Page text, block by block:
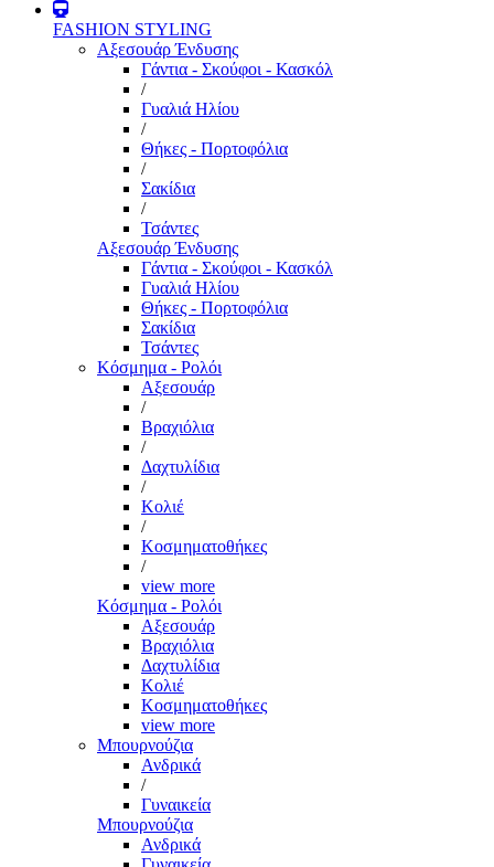
FASHION STYLING
Αξεσουάρ Ένδυσης
Γάντια - Σκούφοι - Κασκόλ
/
Γυαλιά Ηλίου
/
Θήκες - Πορτοφόλια
/
Σακίδια
/
Τσάντες
Αξεσουάρ Ένδυσης
Γάντια - Σκούφοι - Κασκόλ
Γυαλιά Ηλίου
Θήκες - Πορτοφόλια
Σακίδια
Τσάντες
Κόσμημα - Ρολόι
Αξεσουάρ
/
Βραχιόλια
/
Δαχτυλίδια
/
Κολιέ
/
Κοσμηματοθήκες
/
view more
Κόσμημα - Ρολόι
Αξεσουάρ
Βραχιόλια
Δαχτυλίδια
Κολιέ
Κοσμηματοθήκες
view more
Μπουρνούζια
Ανδρικά
/
Γυναικεία
Μπουρνούζια
Ανδρικά